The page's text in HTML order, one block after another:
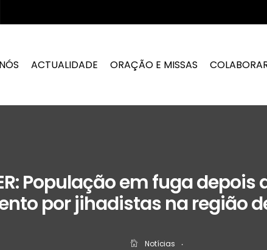
ACTUALIDADE ORAÇÃO E MISSAS
População em fuga depois
por jihadistas na região
Notícias ‧